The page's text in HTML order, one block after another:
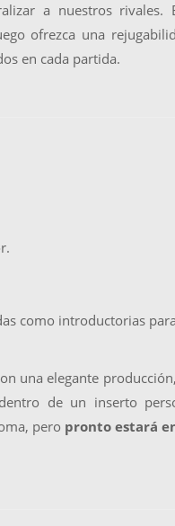
a nuestros rivales.
ofrezca una
en cada partida.
como introductorias
una elegante
de un inserto
pero pronto estará